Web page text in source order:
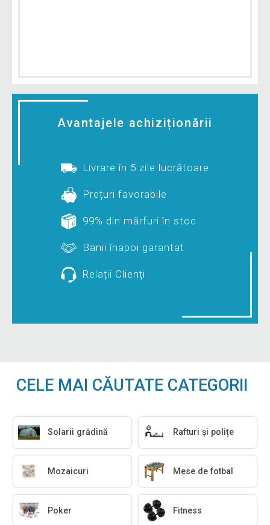
Avantajele achiziționării
Livrare în 5 zile lucrătoare
Prețuri favorabile
99% din mărfuri în stoc
Banii înapoi garantat
Relații Clienți
CELE MAI CĂUTATE CATEGORII
Solarii grădină Rafturi și polițe
Mozaicuri Mese de fotbal
Poker Fitness